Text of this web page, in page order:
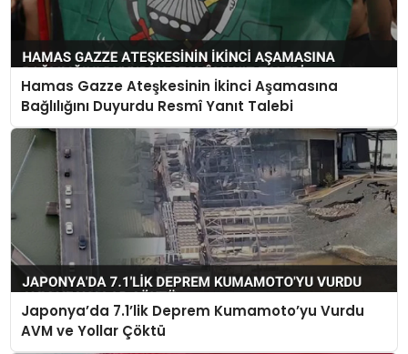
Hamas Gazze Ateşkesinin İkinci Aşamasına
Bağlılığını Duyurdu Resmî Yanıt Talebi
Japonya’da 7.1’lik Deprem Kumamoto’yu Vurdu
AVM ve Yollar Çöktü